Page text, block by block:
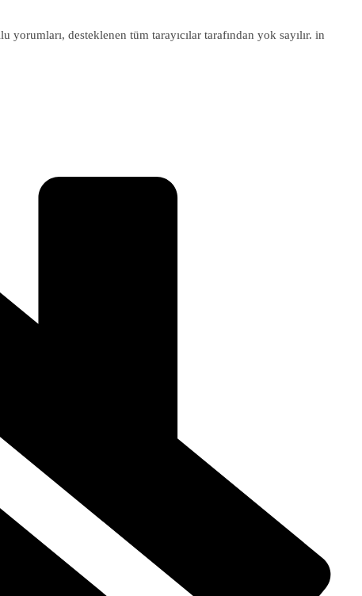
yorumları, desteklenen tüm tarayıcılar tarafından yok sayılır. in